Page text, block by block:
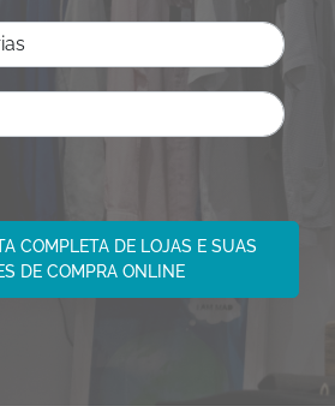
COMPLETA DE LOJAS E SUAS
DE COMPRA ONLINE